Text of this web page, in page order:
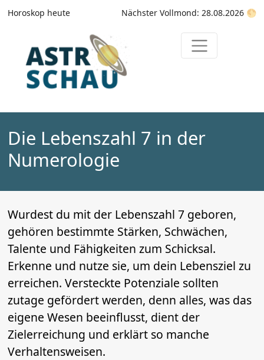
Horoskop heute Nächster Vollmond: 28.08.2026 🌕
Die Lebenszahl 7 in der
Numerologie
Wurdest du mit der Lebenszahl 7 geboren,
gehören bestimmte Stärken, Schwächen,
Talente und Fähigkeiten zum Schicksal.
Erkenne und nutze sie, um dein Lebensziel zu
erreichen. Versteckte Potenziale sollten
zutage gefördert werden, denn alles, was das
eigene Wesen beeinflusst, dient der
Zielerreichung und erklärt so manche
Verhaltensweisen.